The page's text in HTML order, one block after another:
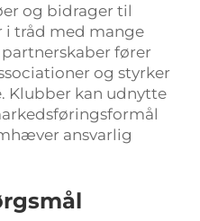
og bidrager til
i tråd med mange
fører
og styrker
Klubber kan udnytte
ansvarlig